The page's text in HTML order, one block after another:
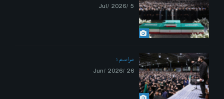
5 /Jul/ 2026
مراسم
26 /Jun/ 2026